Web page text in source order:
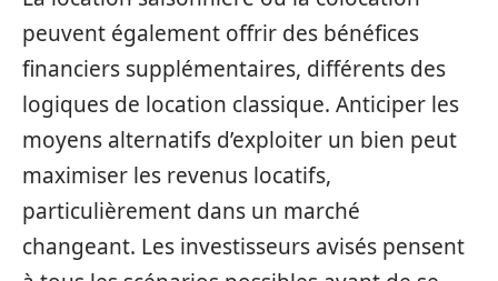
peuvent également offrir des bénéfices
financiers supplémentaires, différents des
logiques de location classique. Anticiper les
moyens alternatifs d’exploiter un bien peut
maximiser les revenus locatifs,
particulièrement dans un marché
changeant. Les investisseurs avisés pensent